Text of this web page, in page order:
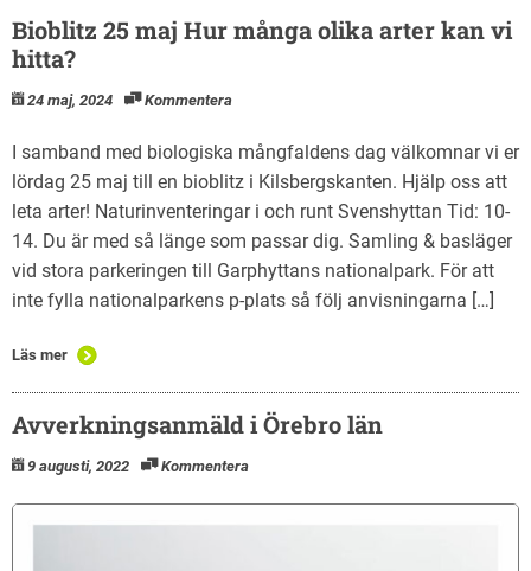
Bioblitz 25 maj Hur många olika arter kan vi
hitta?
24 maj, 2024 Kommentera
I samband med biologiska mångfaldens dag välkomnar vi er
lördag 25 maj till en bioblitz i Kilsbergskanten. Hjälp oss att
leta arter! Naturinventeringar i och runt Svenshyttan Tid: 10-
14. Du är med så länge som passar dig. Samling & basläger
vid stora parkeringen till Garphyttans nationalpark. För att
inte fylla nationalparkens p-plats så följ anvisningarna […]
Läs mer
Avverkningsanmäld i Örebro län
9 augusti, 2022 Kommentera